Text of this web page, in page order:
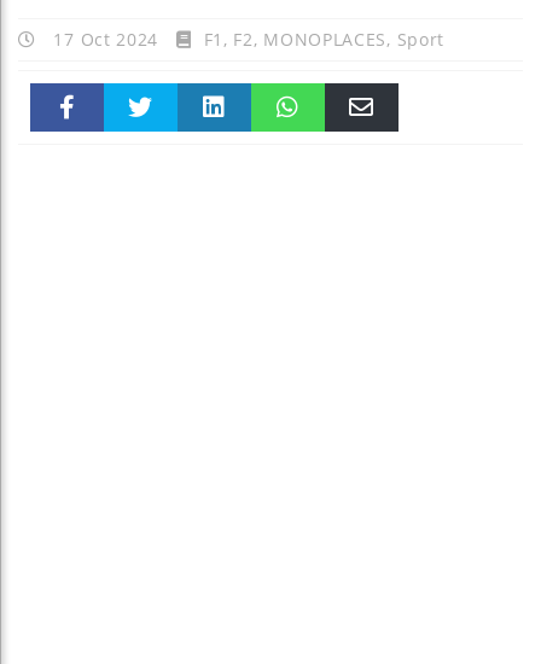
17 Oct 2024 F1 , F2, MONOPLACES, Sport